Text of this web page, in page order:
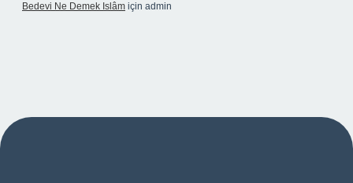
Bedevi Ne Demek Islâm için admin